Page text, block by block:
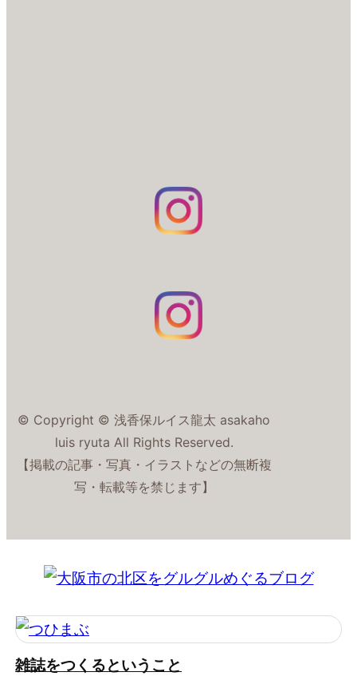
© Copyright © 浅香保ルイス龍太 asakaho
luis ryuta All Rights Reserved.
【掲載の記事・写真・イラストなどの無断複
写・転載等を禁じます】
雑誌をつくるということ